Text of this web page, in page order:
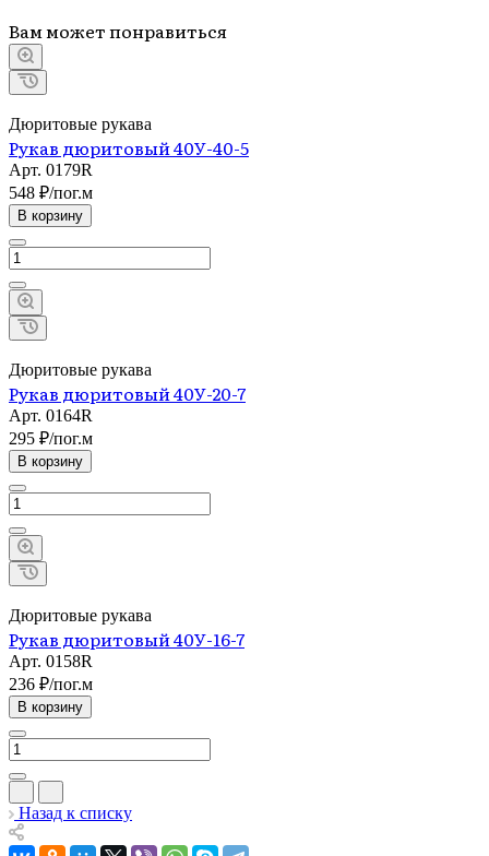
Вам может понравиться
Дюритовые рукава
Рукав дюритовый 40У-40-5
Арт. 0179R
548 ₽/пог.м
В корзину
Дюритовые рукава
Рукав дюритовый 40У-20-7
Арт. 0164R
295 ₽/пог.м
В корзину
Дюритовые рукава
Рукав дюритовый 40У-16-7
Арт. 0158R
236 ₽/пог.м
В корзину
Назад к списку